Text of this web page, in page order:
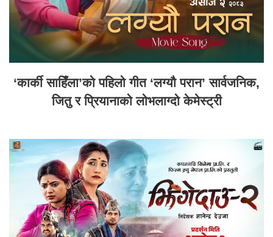
‘कार्की साहिँला’को पहिलो गीत ‘लग्यौ परान’ सार्वजनिक,
जितु र प्रियानाको लोभलाग्दो केमेस्ट्री